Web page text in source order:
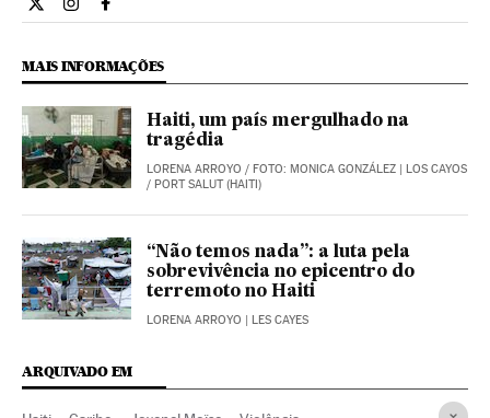
Internacional El País Brasil en Twitter
Internacional El País Brasil en Instagram
Internacional El País Brasil en Facebook
MAIS INFORMAÇÕES
Haiti, um país mergulhado na
tragédia
LORENA ARROYO / FOTO: MONICA GONZÁLEZ | LOS CAYOS
/ PORT SALUT (HAITI)
“Não temos nada”: a luta pela
sobrevivência no epicentro do
terremoto no Haiti
LORENA ARROYO | LES CAYES
ARQUIVADO EM